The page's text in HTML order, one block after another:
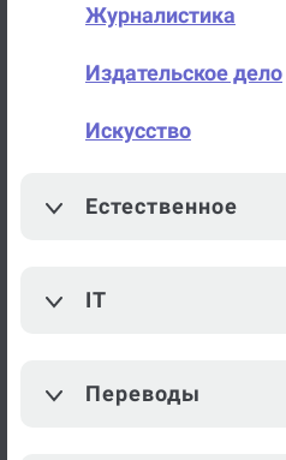
Журналистика
Издательское дело
Искусство
История России
Естественное
IT
Переводы